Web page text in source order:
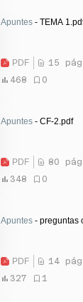
Apuntes - TEMA
PDF
15
468
0
Apuntes - CF-2.pdf
PDF
80
348
0
Apuntes - preguntas
PDF
14
327
1